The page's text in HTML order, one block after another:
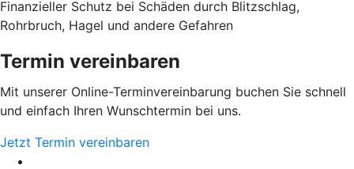
Finanzieller Schutz bei Schäden durch Blitzschlag,
Rohrbruch, Hagel und andere Gefahren
Termin vereinbaren
Mit unserer Online-Terminvereinbarung buchen Sie schnell
und einfach Ihren Wunschtermin bei uns.
Jetzt Termin vereinbaren